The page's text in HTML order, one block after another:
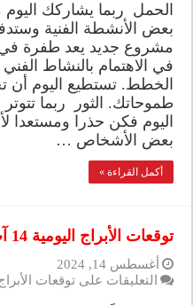
الحمل ربما يشاركك
بعض الأنشطة الفنية
مشروع جديد يعد طفرة في
في الاهتمام بالنشاط
الخطط. تستطيع اليوم
طموحاتك. الثور ربما
اليوم فكن حذرا
بعض الأشخاص …
أكمل القراءة »
توقعات الأبراج اليومية 14 آب
أغسطس 14, 2024
التعليقات على توقعات الأبراج